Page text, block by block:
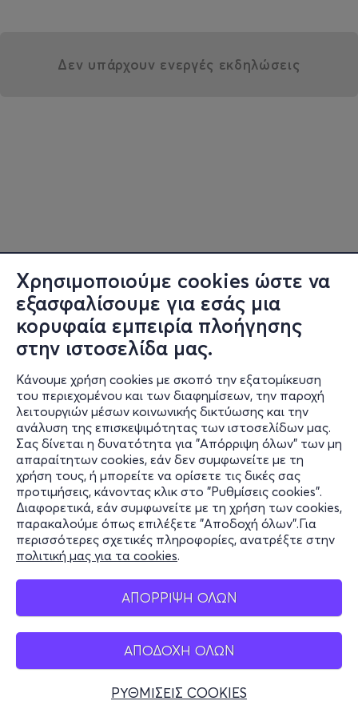
Χρησιμοποιούμε cookies ώστε να
εξασφαλίσουμε για εσάς μια
κορυφαία εμπειρία πλοήγησης
στην ιστοσελίδα μας.
Κάνουμε χρήση cookies με σκοπό την εξατομίκευση
του περιεχομένου και των διαφημίσεων, την παροχή
λειτουργιών μέσων κοινωνικής δικτύωσης και την
ανάλυση της επισκεψιμότητας των ιστοσελίδων μας.
Σας δίνεται η δυνατότητα για "Απόρριψη όλων" των μη
απαραίτητων cookies, εάν δεν συμφωνείτε με τη
χρήση τους, ή μπορείτε να ορίσετε τις δικές σας
προτιμήσεις, κάνοντας κλικ στο "Ρυθμίσεις cookies".
Διαφορετικά, εάν συμφωνείτε με τη χρήση των cookies,
παρακαλούμε όπως επιλέξετε "Αποδοχή όλων".Για
περισσότερες σχετικές πληροφορίες, ανατρέξτε στην
πολιτική μας για τα cookies.
ΑΠΟΡΡΙΨΗ ΟΛΩΝ
ΑΠΟΔΟΧΗ ΟΛΩΝ
ΡΥΘΜΙΣΕΙΣ COOKIES
Δεν υπάρχουν ενεργές εκδηλώσεις